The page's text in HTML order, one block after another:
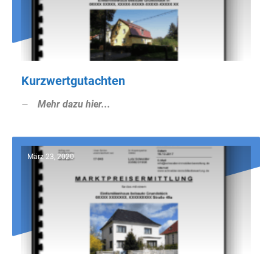
Kurzwertgutachten
Mehr dazu hier...
März 23, 2020